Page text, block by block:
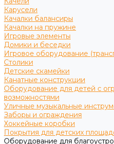
Карусели
Качалки балансиры
Качалки на пружине
Игровые элементы
Домики и беседки
Игровое оборудование
Столики
Детские скамейки
Канатные конструкции
Оборудование для детей с
возможностями
Уличные музыкальные
Заборы и ограждения
Хоккейные коробки
Покрытия для детских
Оборудование для